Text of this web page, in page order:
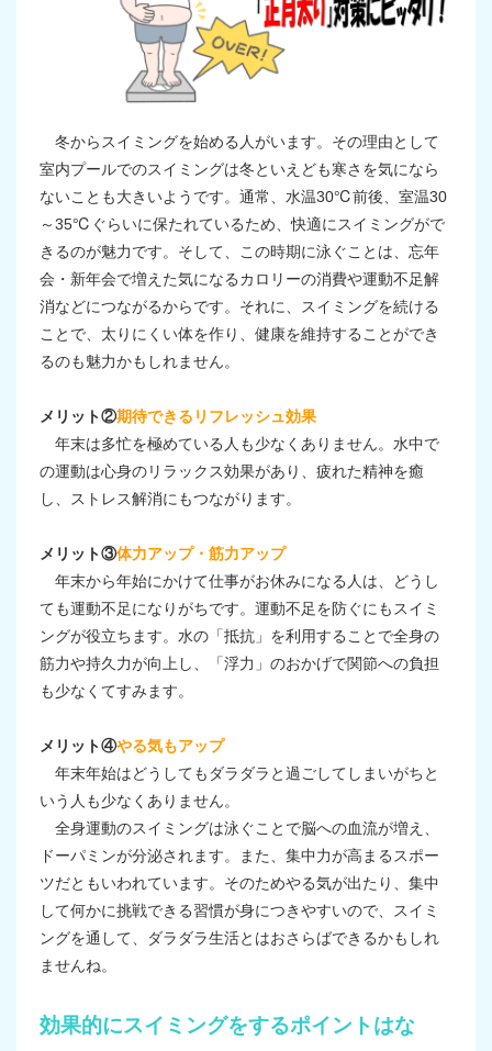
冬からスイミングを始める人がいます。その理由として
室内プールでのスイミングは冬といえども寒さを気になら
ないことも大きいようです。通常、水温30℃前後、室温30
～35℃ぐらいに保たれているため、快適にスイミングがで
きるのが魅力です。そして、この時期に泳ぐことは、忘年
会・新年会で増えた気になるカロリーの消費や運動不足解
消などにつながるからです。それに、スイミングを続ける
ことで、太りにくい体を作り、健康を維持することができ
るのも魅力かもしれません。
メリット②期待できるリフレッシュ効果
年末は多忙を極めている人も少なくありません。水中で
の運動は心身のリラックス効果があり、疲れた精神を癒
し、ストレス解消にもつながります。
メリット③体力アップ・筋力アップ
年末から年始にかけて仕事がお休みになる人は、どうし
ても運動不足になりがちです。運動不足を防ぐにもスイミ
ングが役立ちます。水の「抵抗」を利用することで全身の
筋力や持久力が向上し、「浮力」のおかげで関節への負担
も少なくてすみます。
メリット④やる気もアップ
年末年始はどうしてもダラダラと過ごしてしまいがちと
いう人も少なくありません。
全身運動のスイミングは泳ぐことで脳への血流が増え、
ドーパミンが分泌されます。また、集中力が高まるスポー
ツだともいわれています。そのためやる気が出たり、集中
して何かに挑戦できる習慣が身につきやすいので、スイミ
ングを通して、ダラダラ生活とはおさらばできるかもしれ
ませんね。
効果的にスイミングをするポイントはな